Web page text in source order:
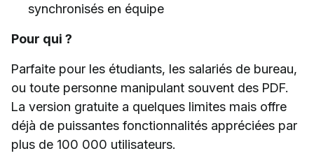
synchronisés en équipe
Pour qui ?
Parfaite pour les étudiants, les salariés de bureau,
ou toute personne manipulant souvent des PDF.
La version gratuite a quelques limites mais offre
déjà de puissantes fonctionnalités appréciées par
plus de 100 000 utilisateurs.